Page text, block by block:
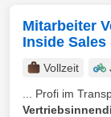
Mitarbeiter
Inside
Vollzeit
... Profi im